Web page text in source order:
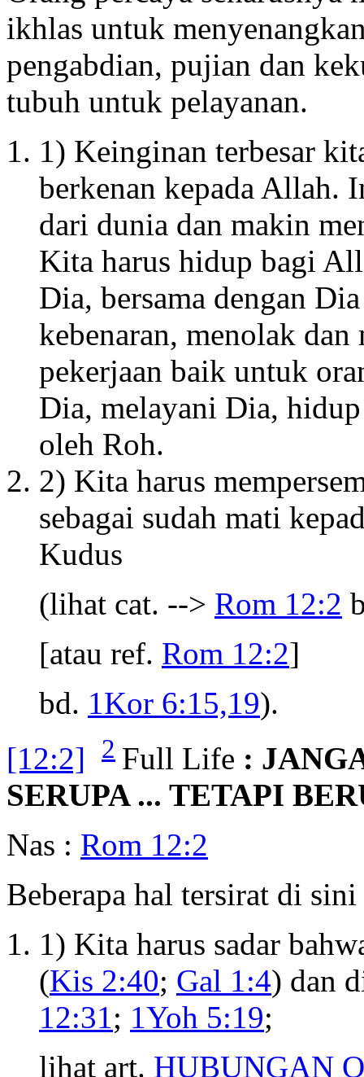
ikhlas untuk
pengabdian, pujian dan
tubuh untuk pelayanan.
1) Keinginan terbesar
berkenan kepada Allah.
dari dunia dan makin
Kita harus hidup bagi
Dia, bersama dengan
kebenaran, menolak
pekerjaan baik untuk
Dia, melayani Dia,
oleh Roh.
2) Kita harus
sebagai sudah mati
Kudus
(lihat cat. --> Rom 12:2
[atau ref. Rom 12:2]
bd. 1Kor 6:15,19).
[12:2]
2 Full Life :
SERUPA ... TETAPI
Nas : Rom 12:2
Beberapa hal tersirat di
1) Kita harus sadar
(Kis 2:40; Gal 1:4) dan
12:31; 1Yoh 5:19;
lihat art. HUBUNGAN